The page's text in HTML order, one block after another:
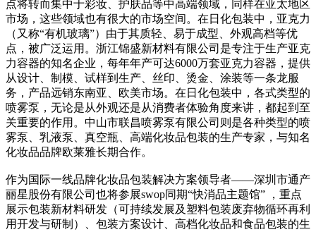
点将转而集中于彩妆、护肤品等中高端领域，同样在亚太地区
市场，这些领域也有很大的市场空间。在日化包装中，亚克力
（又称“有机玻璃”）由于其质轻、易于成型、外观高档等优
点，被广泛运用。浙江锦盛新材料有限公司是专注于生产亚克
力容器的知名企业，每年年产可达6000万套亚克力容器，提供
从设计、制模、试样到生产、丝印、烫金、涂装等一条龙服
务，产品远销东南亚、欧美市场。在日化包装中，各式类型的
喷雾泵，无论是从外观还是从消费者体验角度来讲，都起到至
关重要的作用。中山市联昌喷雾泵有限公司则是各种类型的喷
雾泵、乳液泵、真空瓶、高端化妆品包装的生产专家，与知名
化妆品品牌欧莱雅长期合作。
作为国际一线品牌化妆品包装解决方案领导者——深圳市通产
丽星股份有限公司也将参展swop同期“快消品主题馆” ，重点
展示包装新材料研发（可持续发展及塑料包装废弃物循环再利
用开发与研制）、包装方案设计、高档化妆品和食品包装的生